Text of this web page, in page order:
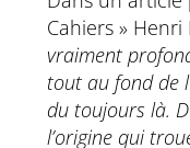
Cahiers » Henri
vraiment
tout au fond de
du toujours là.
l’origine qui